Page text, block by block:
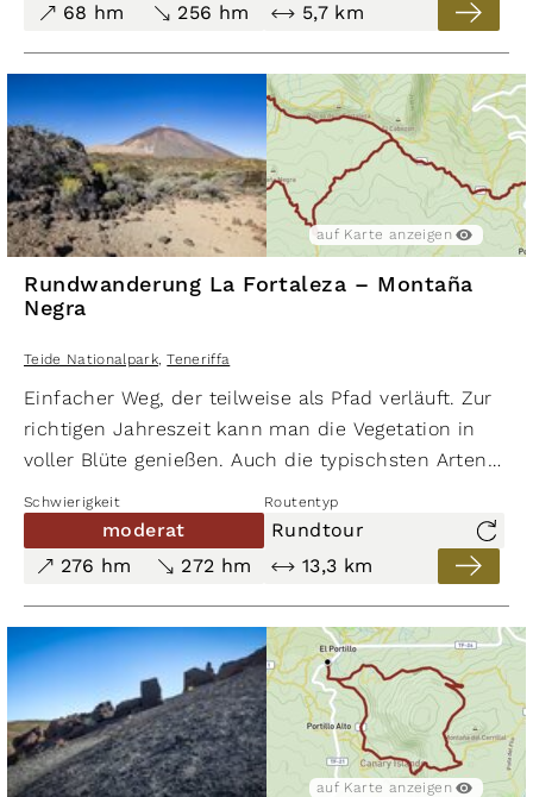
68 hm 256 hm 5,7 km
auf Karte anzeigen
Rundwanderung La Fortaleza – Montaña
Negra
Teide Nationalpark, Teneriffa
Einfacher Weg, der teilweise als Pfad verläuft. Zur
richtigen Jahreszeit kann man die Vegetation in
voller Blüte genießen. Auch die typischsten Arten
Raubwürger und den Pimelia-Käfer kann man hier
zu Gesicht bekommen.
Schwierigkeit Routentyp
moderat
Rundtour
276 hm
272 hm 13,3 km
auf Karte anzeigen